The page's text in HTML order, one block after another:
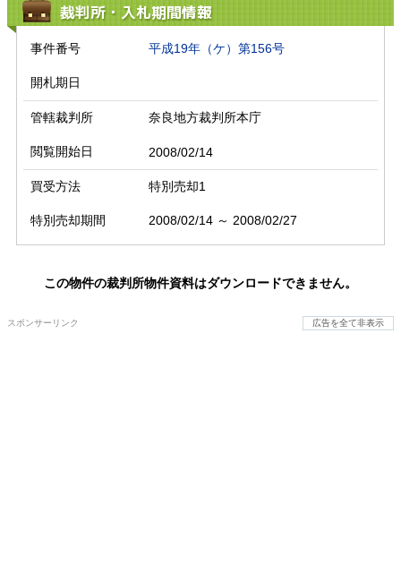
裁判所・入札期間情報
事件番号 平成19年（ケ）第156号
開札期日
管轄裁判所 奈良地方裁判所本庁
閲覧開始日 2008/02/14
買受方法 特別売却1
特別売却期間 2008/02/14 ～ 2008/02/27
この物件の裁判所物件資料はダウンロードできません。
スポンサーリンク 広告を全て非表示